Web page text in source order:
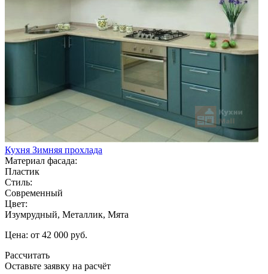
Кухня Зимняя прохлада
Материал фасада:
Пластик
Стиль:
Современный
Цвет:
Изумрудный, Металлик, Мята
Цена: от 42 000 руб.
Рассчитать
Оставьте заявку на расчёт